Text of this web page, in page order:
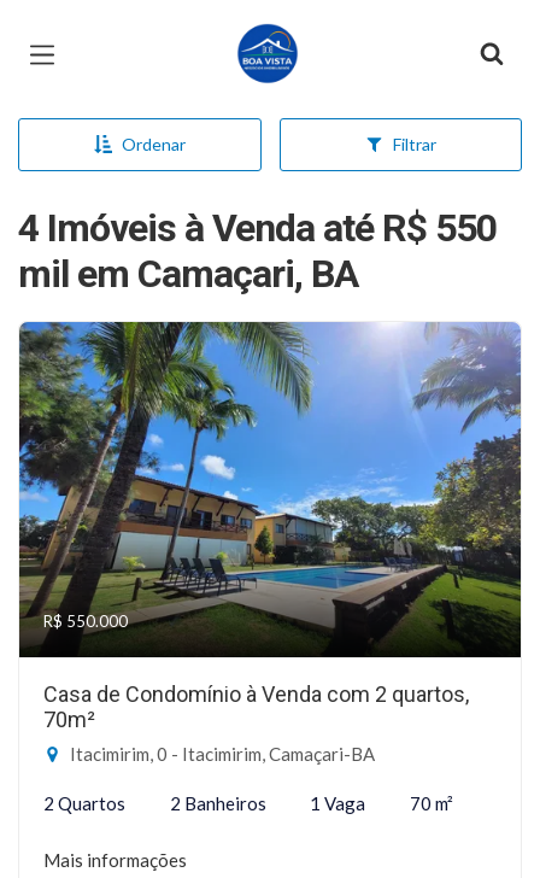
Página inicial
Ordenar Filtrar
4 Imóveis à Venda até R$ 550
mil em Camaçari, BA
R$ 550.000
Casa de Condomínio à Venda com 2 quartos,
70m²
Itacimirim, 0 - Itacimirim, Camaçari-BA
2 Quartos 2 Banheiros 1 Vaga 70 m²
Mais informações